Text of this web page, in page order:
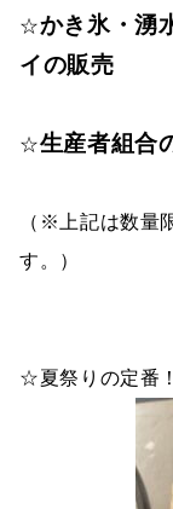
☆かき氷・湧
イの販売
☆生産者組合
（※上記は数量
す。）
☆夏祭りの定